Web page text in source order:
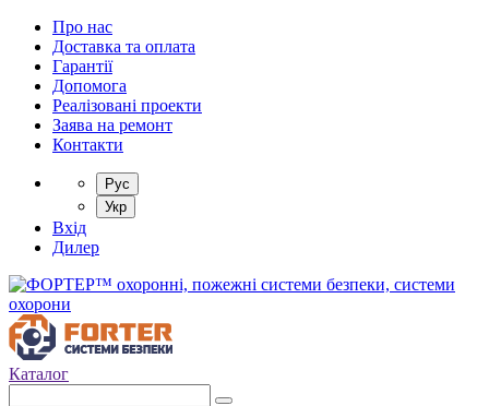
Про нас
Доставка та оплата
Гарантії
Допомога
Реалізовані проекти
Заява на ремонт
Контакти
Рус
Укр
Вхід
Дилер
Каталог